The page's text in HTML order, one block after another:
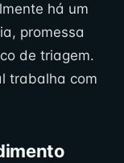
há um
promessa
de triagem.
trabalha com